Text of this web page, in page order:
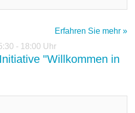
Erfahren Sie mehr »
- 18:00 Uhr
"Willkommen in